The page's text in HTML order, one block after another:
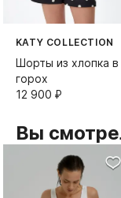
KATY COLLECTION
Шорты из хлопка в
горох
12 900⁠ ⁠₽
Вы